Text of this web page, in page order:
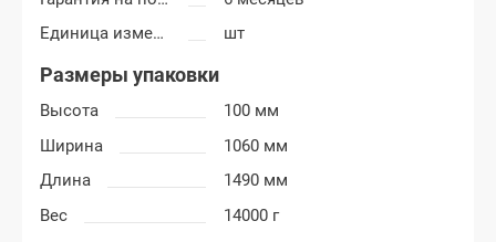
Единица измерения
шт
Размеры упаковки
Высота
100 мм
Ширина
1060 мм
Длина
1490 мм
Вес
14000 г